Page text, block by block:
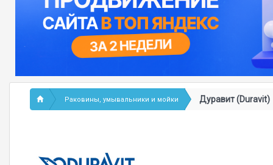
Раковины, умывальники и мойки Дуравит (Duravit)